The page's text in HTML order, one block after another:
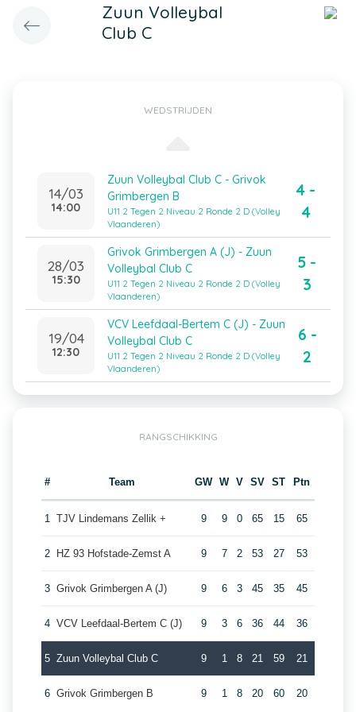
Zuun Volleybal
Club C
WEDSTRIJDEN
14/03
14:00
Zuun Volleybal Club C - Grivok
Grimbergen B
U11 2 Tegen 2 Niveau 2 Ronde 2 D (Volley
Vlaanderen)
4 -
4
28/03
15:30
Grivok Grimbergen A (J) - Zuun
Volleybal Club C
U11 2 Tegen 2 Niveau 2 Ronde 2 D (Volley
Vlaanderen)
5 -
3
19/04
12:30
VCV Leefdaal-Bertem C (J) - Zuun
Volleybal Club C
U11 2 Tegen 2 Niveau 2 Ronde 2 D (Volley
Vlaanderen)
6 -
2
RANGSCHIKKING
# Team GW W V SV ST Ptn
1 TJV Lindemans Zellik + 9 9 0 65 15 65
2 HZ 93 Hofstade-Zemst A 9 7 2 53 27 53
3 Grivok Grimbergen A (J) 9 6 3 45 35 45
4 VCV Leefdaal-Bertem C (J) 9 3 6 36 44 36
5 Zuun Volleybal Club C 9 1 8 21 59 21
6 Grivok Grimbergen B 9 1 8 20 60 20